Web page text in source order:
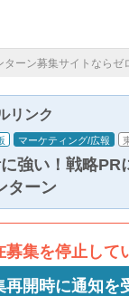
ーン募集サイトならゼ
リンク
マーケティング/広報
強い！戦略PR
ターン
募集を停止して
再開時に通知を